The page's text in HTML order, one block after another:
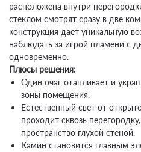
расположена внутри
стеклом смотрят сразу в две
конструкция дает уникальную
наблюдать за игрой пламени с
одновременно.
Плюсы решения:
Один очаг отапливает и
зоны помещения.
Естественный свет от
проходит сквозь
пространство глухой стеной.
Камин становится главным